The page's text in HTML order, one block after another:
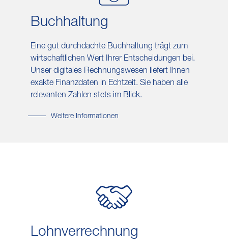
Buch​haltung
Eine gut durchdachte Buchhaltung trägt zum
wirtschaftlichen Wert Ihrer Entscheidungen bei.
Unser digitales Rechnungswesen liefert Ihnen
exakte Finanzdaten in Echtzeit. Sie haben alle
relevanten Zahlen stets im Blick.
Weitere Informationen
Lohn​verrechnung